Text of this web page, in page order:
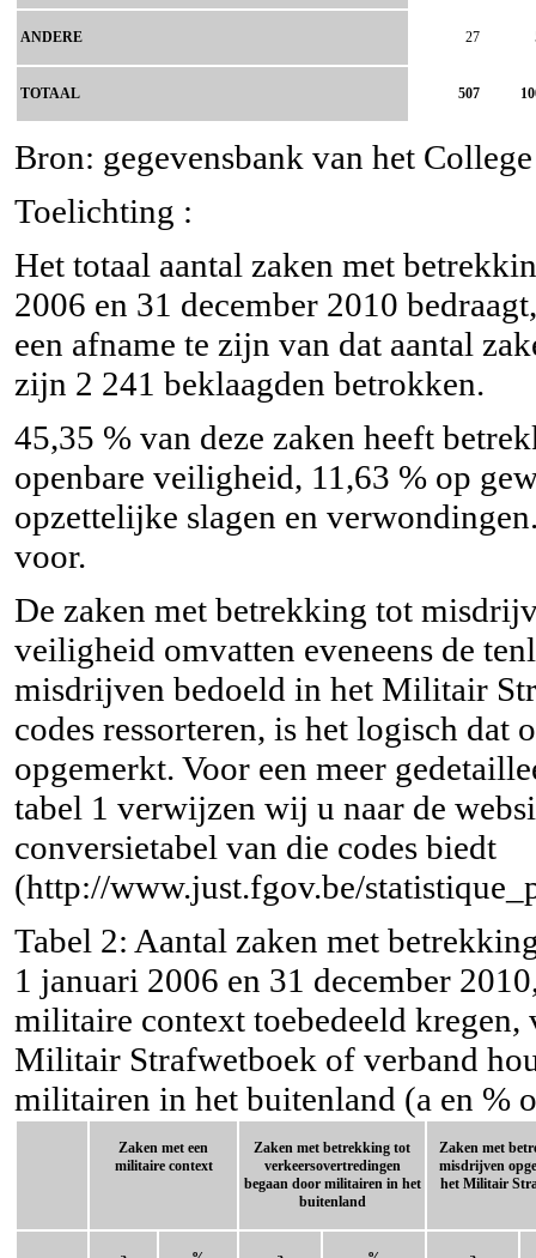
ANDERE 27
TOTAAL 507
Bron: gegevensbank van het
Toelichting :
Het totaal aantal zaken met
2006 en 31 december 2010
een afname te zijn van dat aantal
zijn 2 241 beklaagden betrokken.
45,35 % van deze zaken heeft
openbare veiligheid, 11,63 % op
opzettelijke slagen en
voor.
De zaken met betrekking tot
veiligheid omvatten eveneens de
misdrijven bedoeld in het Militair
codes ressorteren, is het logisch dat
opgemerkt. Voor een meer
tabel 1 verwijzen wij u naar de
conversietabel van die codes biedt
(http://www.just.fgov.be/
Tabel 2: Aantal zaken met
1 januari 2006 en 31 december
militaire context toebedeeld
Militair Strafwetboek of verband
militairen in het buitenland (a en %
Zaken met een
militaire context
Zaken met betrekking tot
verkeersovertredingen
begaan door militairen in het
buitenland
Zaken met
misdrijven
het Militair